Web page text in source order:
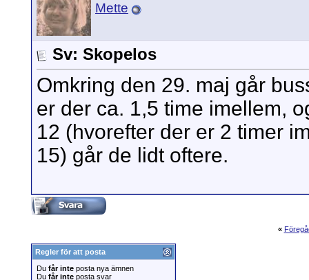
Mette
Sv: Skopelos
Omkring den 29. maj går
er der ca. 1,5 time imellem,
12 (hvorefter der er 2 timer
15) går de lidt oftere.
«
Regler för att posta
Du får inte posta nya ämnen
Du får inte posta svar